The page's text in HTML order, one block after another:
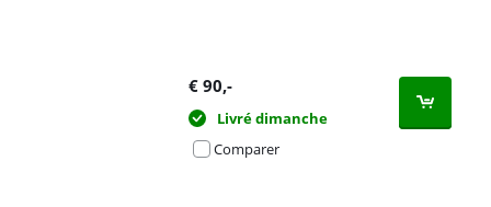
€ 90,-
Livré dimanche
Comparer